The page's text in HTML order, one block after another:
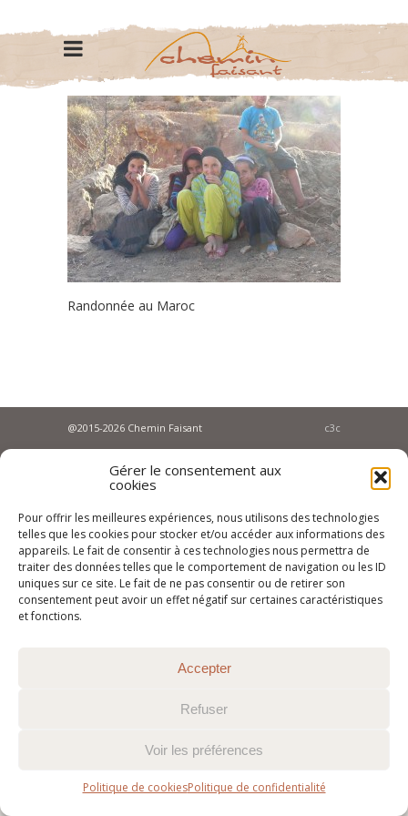
Gérer le consentement aux
cookies
Pour offrir les meilleures expériences, nous utilisons des technologies
telles que les cookies pour stocker et/ou accéder aux informations des
appareils. Le fait de consentir à ces technologies nous permettra de
traiter des données telles que le comportement de navigation ou les ID
uniques sur ce site. Le fait de ne pas consentir ou de retirer son
consentement peut avoir un effet négatif sur certaines caractéristiques
et fonctions.
Accepter
Refuser
Voir les préférences
Politique de cookiesPolitique de confidentialité
Randonnée au Maroc
@2015-2026 Chemin Faisant c3c